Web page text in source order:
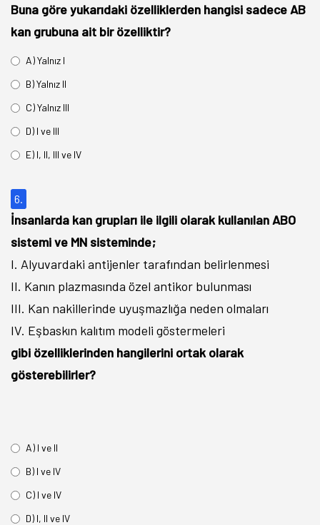
Buna göre yukarıdaki özelliklerden hangisi sadece AB
kan grubuna ait bir özelliktir?
A) Yalnız I
B) Yalnız II
C) Yalnız III
D) I ve III
E) I, II, III ve IV
6.
İnsanlarda kan grupları ile ilgili olarak kullanılan ABO
sistemi ve MN sisteminde;
I. Alyuvardaki antijenler tarafından belirlenmesi
II. Kanın plazmasında özel antikor bulunması
III. Kan nakillerinde uyuşmazlığa neden olmaları
IV. Eşbaskın kalıtım modeli göstermeleri
gibi özelliklerinden hangilerini ortak olarak
gösterebilirler?
A) I ve II
B) I ve IV
C) I ve IV
D) I, II ve IV